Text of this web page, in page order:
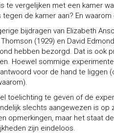
is te vergelijken met een kamer
de kamer aan? En
bijdragen van Elizabeth
(1929) en David
hebben bezorgd. Dat is ook
Hoewel sommige
voor de hand te liggen
toelichting te geven of de
slechts aangewezen is op
opmerkingen, maar het staat
zijn eindeloos.